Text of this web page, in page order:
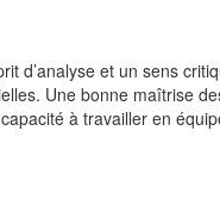
d’analyse et un sens
Une bonne maîtrise
à travailler en